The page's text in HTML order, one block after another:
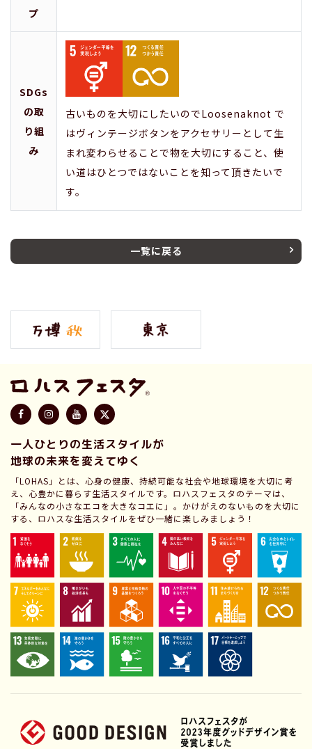
プ
SDGs
の取
り組
み
古いものを大切にしたいのでLoosenaknot で
はヴィンテージボタンをアクセサリーとして生
まれ変わらせることで物を大切にすること、使
い道はひとつではないことを知って頂きたいで
す。
一覧に戻る
一人ひとりの生活スタイルが
地球の未来を変えてゆく
「LOHAS」とは、心身の健康、持続可能な社会や地球環境を大切に考
え、心豊かに暮らす生活スタイルです。ロハスフェスタのテーマは、
「みんなの小さなエコを大きなコエに」。かけがえのないものを大切に
する、ロハスな生活スタイルをぜひ一緒に楽しみましょう！